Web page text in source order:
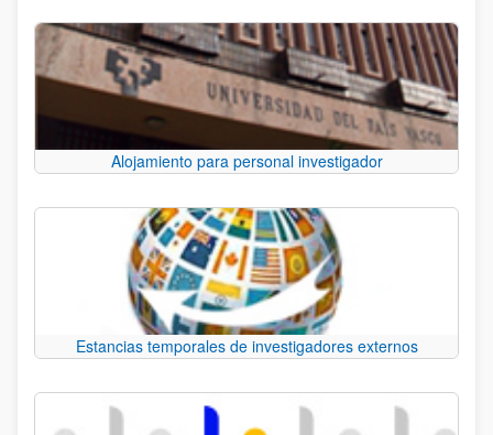
Alojamiento para personal investigador
Estancias temporales de investigadores externos